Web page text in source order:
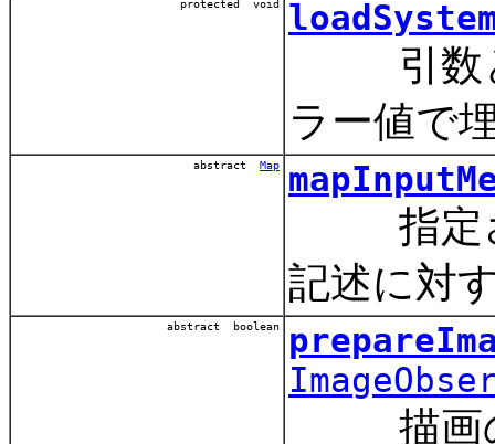
protected void
引数と
ラー値で
abstract Map
指定さ
記述に対
abstract boolean
描画の